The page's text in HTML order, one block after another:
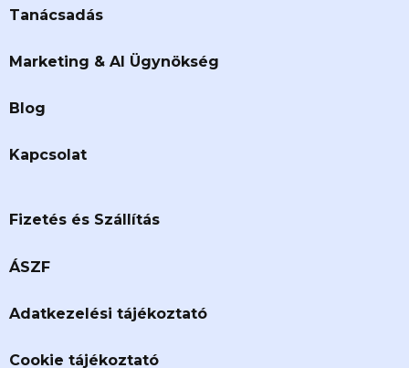
Tanácsadás
Marketing & AI Ügynökség
Blog
Kapcsolat
Fizetés és Szállítás
ÁSZF
Adatkezelési tájékoztató
Cookie tájékoztató